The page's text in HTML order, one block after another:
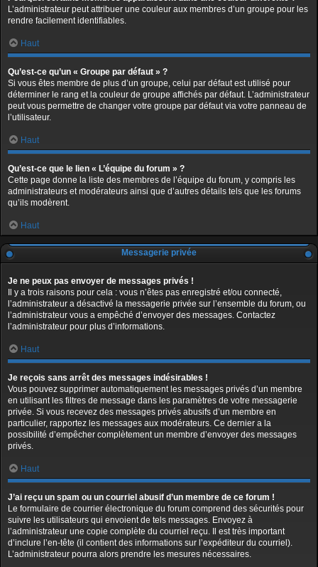
L’administrateur peut attribuer une couleur aux membres d’un groupe pour les
rendre facilement identifiables.
Haut
Qu’est-ce qu’un « Groupe par défaut » ?
Si vous êtes membre de plus d’un groupe, celui par défaut est utilisé pour
déterminer le rang et la couleur de groupe affichés par défaut. L’administrateur
peut vous permettre de changer votre groupe par défaut via votre panneau de
l’utilisateur.
Haut
Qu’est-ce que le lien « L’équipe du forum » ?
Cette page donne la liste des membres de l’équipe du forum, y compris les
administrateurs et modérateurs ainsi que d’autres détails tels que les forums
qu’ils modèrent.
Haut
Messagerie privée
Je ne peux pas envoyer de messages privés !
Il y a trois raisons pour cela : vous n’êtes pas enregistré et/ou connecté,
l’administrateur a désactivé la messagerie privée sur l’ensemble du forum, ou
l’administrateur vous a empêché d’envoyer des messages. Contactez
l’administrateur pour plus d’informations.
Haut
Je reçois sans arrêt des messages indésirables !
Vous pouvez supprimer automatiquement les messages privés d’un membre
en utilisant les filtres de message dans les paramètres de votre messagerie
privée. Si vous recevez des messages privés abusifs d’un membre en
particulier, rapportez les messages aux modérateurs. Ce dernier a la
possibilité d’empêcher complètement un membre d’envoyer des messages
privés.
Haut
J’ai reçu un spam ou un courriel abusif d’un membre de ce forum !
Le formulaire de courrier électronique du forum comprend des sécurités pour
suivre les utilisateurs qui envoient de tels messages. Envoyez à
l’administrateur une copie complète du courriel reçu. Il est très important
d’inclure l’en-tête (il contient des informations sur l’expéditeur du courriel).
L’administrateur pourra alors prendre les mesures nécessaires.